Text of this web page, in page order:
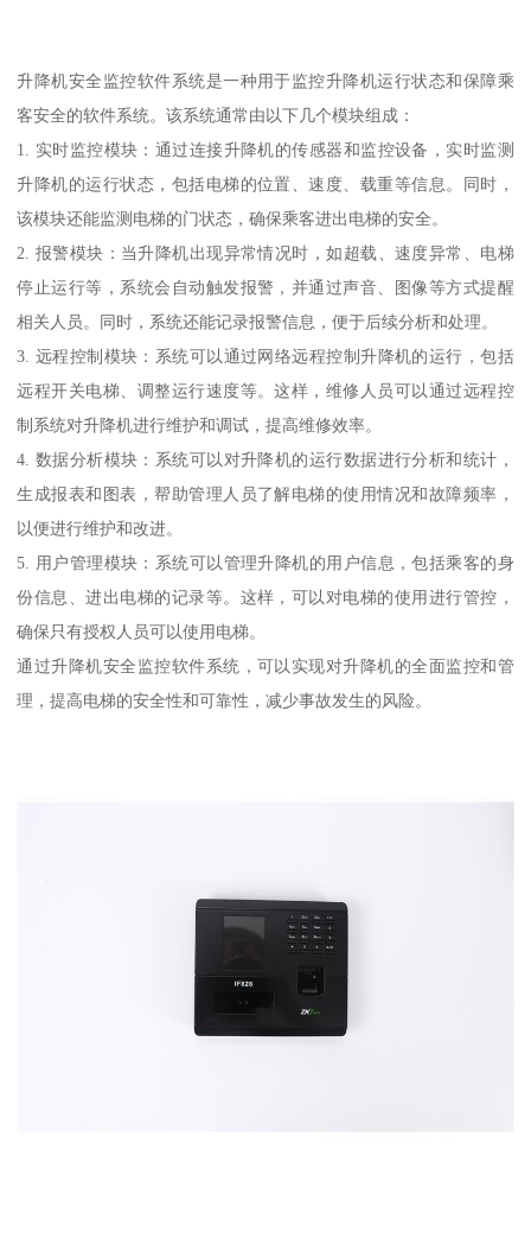
升降机安全监控软件系统是一种用于监控升降机运行状态和保障乘
客安全的软件系统。该系统通常由以下几个模块组成：
1. 实时监控模块：通过连接升降机的传感器和监控设备，实时监测
升降机的运行状态，包括电梯的位置、速度、载重等信息。同时，
该模块还能监测电梯的门状态，确保乘客进出电梯的安全。
2. 报警模块：当升降机出现异常情况时，如超载、速度异常、电梯
停止运行等，系统会自动触发报警，并通过声音、图像等方式提醒
相关人员。同时，系统还能记录报警信息，便于后续分析和处理。
3. 远程控制模块：系统可以通过网络远程控制升降机的运行，包括
远程开关电梯、调整运行速度等。这样，维修人员可以通过远程控
制系统对升降机进行维护和调试，提高维修效率。
4. 数据分析模块：系统可以对升降机的运行数据进行分析和统计，
生成报表和图表，帮助管理人员了解电梯的使用情况和故障频率，
以便进行维护和改进。
5. 用户管理模块：系统可以管理升降机的用户信息，包括乘客的身
份信息、进出电梯的记录等。这样，可以对电梯的使用进行管控，
确保只有授权人员可以使用电梯。
通过升降机安全监控软件系统，可以实现对升降机的全面监控和管
理，提高电梯的安全性和可靠性，减少事故发生的风险。